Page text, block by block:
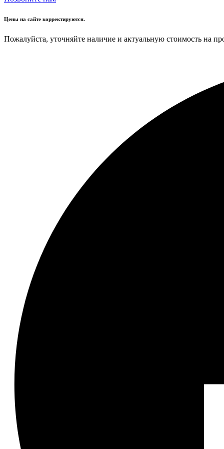
Цены на сайте корректируются.
Пожалуйста, уточняйте наличие и актуальную стоимость на